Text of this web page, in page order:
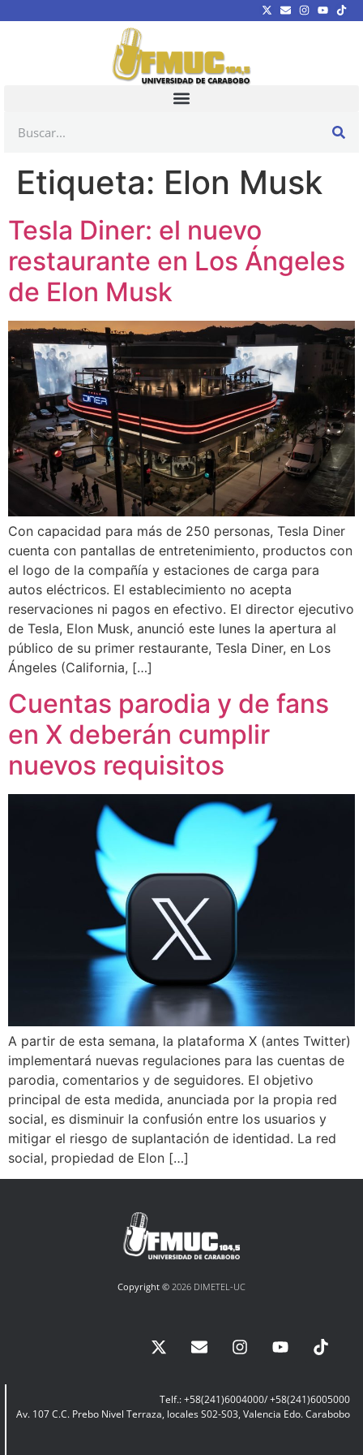
Etiqueta: Elon Musk
Tesla Diner: el nuevo
restaurante en Los Ángeles
de Elon Musk
Con capacidad para más de 250 personas, Tesla Diner
cuenta con pantallas de entretenimiento, productos con
el logo de la compañía y estaciones de carga para
autos eléctricos. El establecimiento no acepta
reservaciones ni pagos en efectivo. El director ejecutivo
de Tesla, Elon Musk, anunció este lunes la apertura al
público de su primer restaurante, Tesla Diner, en Los
Ángeles (California, […]
Cuentas parodia y de fans
en X deberán cumplir
nuevos requisitos
A partir de esta semana, la plataforma X (antes Twitter)
implementará nuevas regulaciones para las cuentas de
parodia, comentarios y de seguidores. El objetivo
principal de esta medida, anunciada por la propia red
social, es disminuir la confusión entre los usuarios y
mitigar el riesgo de suplantación de identidad. La red
social, propiedad de Elon […]
Copyright © 2026 DIMETEL-UC
Telf.: +58(241)6004000/ +58(241)6005000
Av. 107 C.C. Prebo Nivel Terraza, locales S02-S03, Valencia Edo. Carabobo